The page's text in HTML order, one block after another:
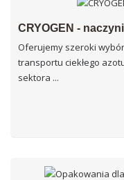
CRYOGEN -
Oferujemy szeroki
transportu ciekłego
sektora